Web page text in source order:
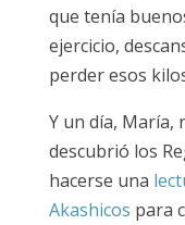
que tenía
ejercicio,
perder esos
Y un día, María,
descubrió los
hacerse una
Akashicos para